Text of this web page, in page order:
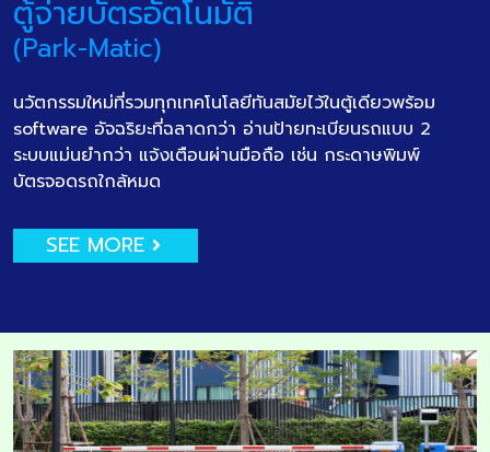
ตู้จ่ายบัตรอัตโนมัติ
(Park-Matic)
นวัตกรรมใหม่ที่รวมทุกเทคโนโลยีทันสมัยไว้ในตู้เดียวพร้อม
software อัจฉริยะที่ฉลาดกว่า อ่านป้ายทะเบียนรถแบบ 2
ระบบแม่นยำกว่า แจ้งเตือนผ่านมือถือ เช่น กระดาษพิมพ์
บัตรจอดรถใกล้หมด
SEE MORE